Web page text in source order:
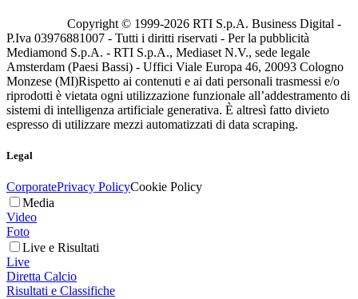
Copyright © 1999-2026 RTI S.p.A. Business Digital -
P.Iva 03976881007 - Tutti i diritti riservati - Per la pubblicità
Mediamond S.p.A. - RTI S.p.A., Mediaset N.V., sede legale
Amsterdam (Paesi Bassi) - Uffici Viale Europa 46, 20093 Cologno
Monzese (MI)Rispetto ai contenuti e ai dati personali trasmessi e/o
riprodotti è vietata ogni utilizzazione funzionale all’addestramento di
sistemi di intelligenza artificiale generativa. È altresì fatto divieto
espresso di utilizzare mezzi automatizzati di data scraping.
Legal
CorporatePrivacy PolicyCookie Policy
Media
Video
Foto
Live e Risultati
Live
Diretta Calcio
Risultati e Classifiche